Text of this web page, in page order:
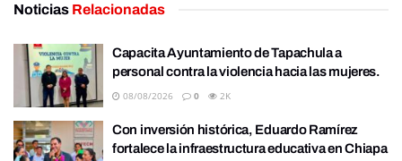
Noticias Relacionadas
Capacita Ayuntamiento de Tapachula a
personal contra la violencia hacia las mujeres.
08/08/2026 0 2K
Con inversión histórica, Eduardo Ramírez
fortalece la infraestructura educativa en Chiapa